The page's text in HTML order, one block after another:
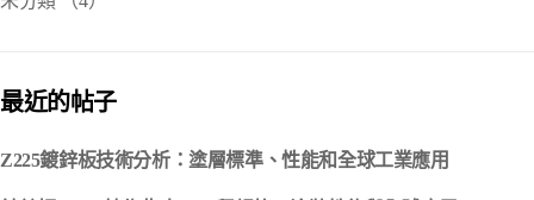
最近的帖子
Z225鍍鋅板技術分析：塗層標準、性能和全球工業應用